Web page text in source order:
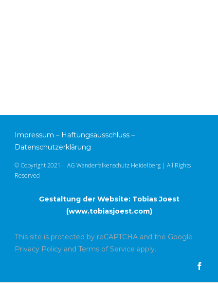
Impressum – Haftungsausschluss –
Datenschutzerklärung
© Copyright 2021 | AG Wanderfalkenschutz Heidelberg | All Rights
Reserved
Gestaltung der Website: Tobias Joest
(www.tobiasjoest.com)
This site is protected by reCAPTCHA and the Google
Privacy Policy and Terms of Service apply.